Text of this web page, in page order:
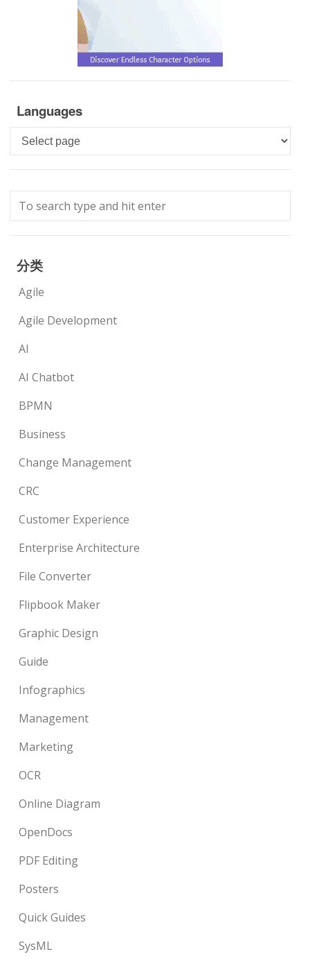
Languages
Languages
分类
Agile
Agile Development
AI
AI Chatbot
BPMN
Business
Change Management
CRC
Customer Experience
Enterprise Architecture
File Converter
Flipbook Maker
Graphic Design
Guide
Infographics
Management
Marketing
OCR
Online Diagram
OpenDocs
PDF Editing
Posters
Quick Guides
SysML